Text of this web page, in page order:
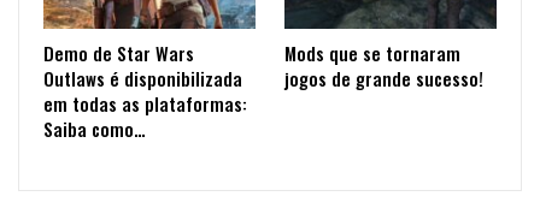
Demo de Star Wars
Outlaws é disponibilizada
em todas as plataformas:
Saiba como…
Mods que se tornaram
jogos de grande sucesso!